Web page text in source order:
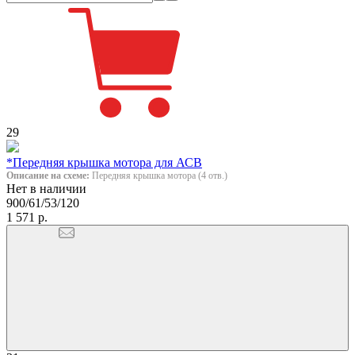
29
*Передняя крышка мотора для АСВ
Описание на схеме: Передняя крышка мотора (4 отв.)
Нет в наличии
900/61/53/120
1 571 р.